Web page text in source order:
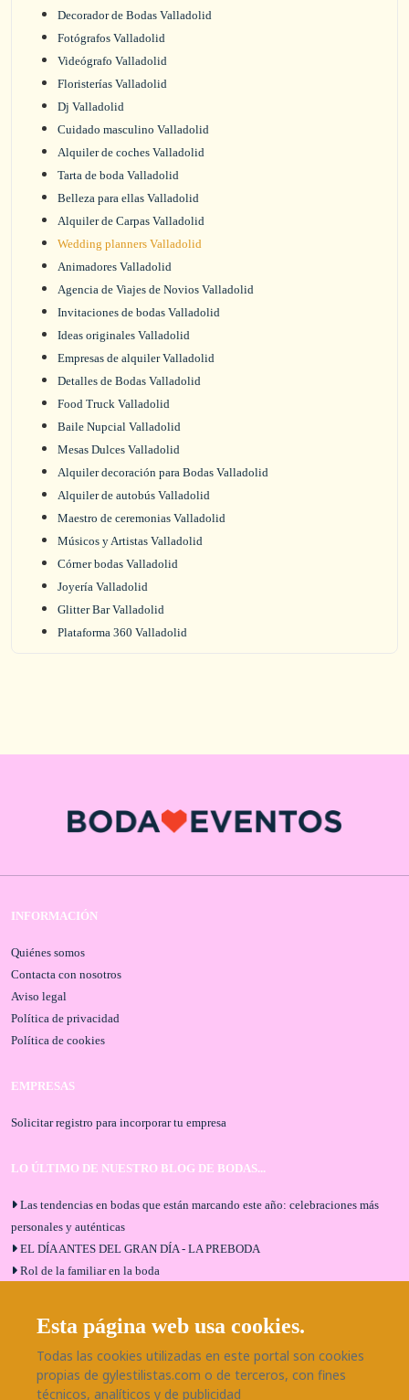
Decorador de Bodas Valladolid
Fotógrafos Valladolid
Videógrafo Valladolid
Floristerías Valladolid
Dj Valladolid
Cuidado masculino Valladolid
Alquiler de coches Valladolid
Tarta de boda Valladolid
Belleza para ellas Valladolid
Alquiler de Carpas Valladolid
Wedding planners Valladolid
Animadores Valladolid
Agencia de Viajes de Novios Valladolid
Invitaciones de bodas Valladolid
Ideas originales Valladolid
Empresas de alquiler Valladolid
Detalles de Bodas Valladolid
Food Truck Valladolid
Baile Nupcial Valladolid
Mesas Dulces Valladolid
Alquiler decoración para Bodas Valladolid
Alquiler de autobús Valladolid
Maestro de ceremonias Valladolid
Músicos y Artistas Valladolid
Córner bodas Valladolid
Joyería Valladolid
Glitter Bar Valladolid
Plataforma 360 Valladolid
INFORMACIÓN
Quiénes somos
Contacta con nosotros
Aviso legal
Política de privacidad
Política de cookies
EMPRESAS
Solicitar registro para incorporar tu empresa
LO ÚLTIMO DE NUESTRO BLOG DE BODAS...
Las tendencias en bodas que están marcando este año: celebraciones más
personales y auténticas
EL DÍA ANTES DEL GRAN DÍA - LA PREBODA
Rol de la familiar en la boda
Bodas en Alhaurín de la Torre: entrevista exclusiva con Bodaeventos
Málaga
¿Cómo será tu boda?
Blog de bodas
Esta página web usa cookies.
Todas las cookies utilizadas en este portal son cookies
propias de gylestilistas.com o de terceros, con fines
técnicos, analíticos y de publicidad